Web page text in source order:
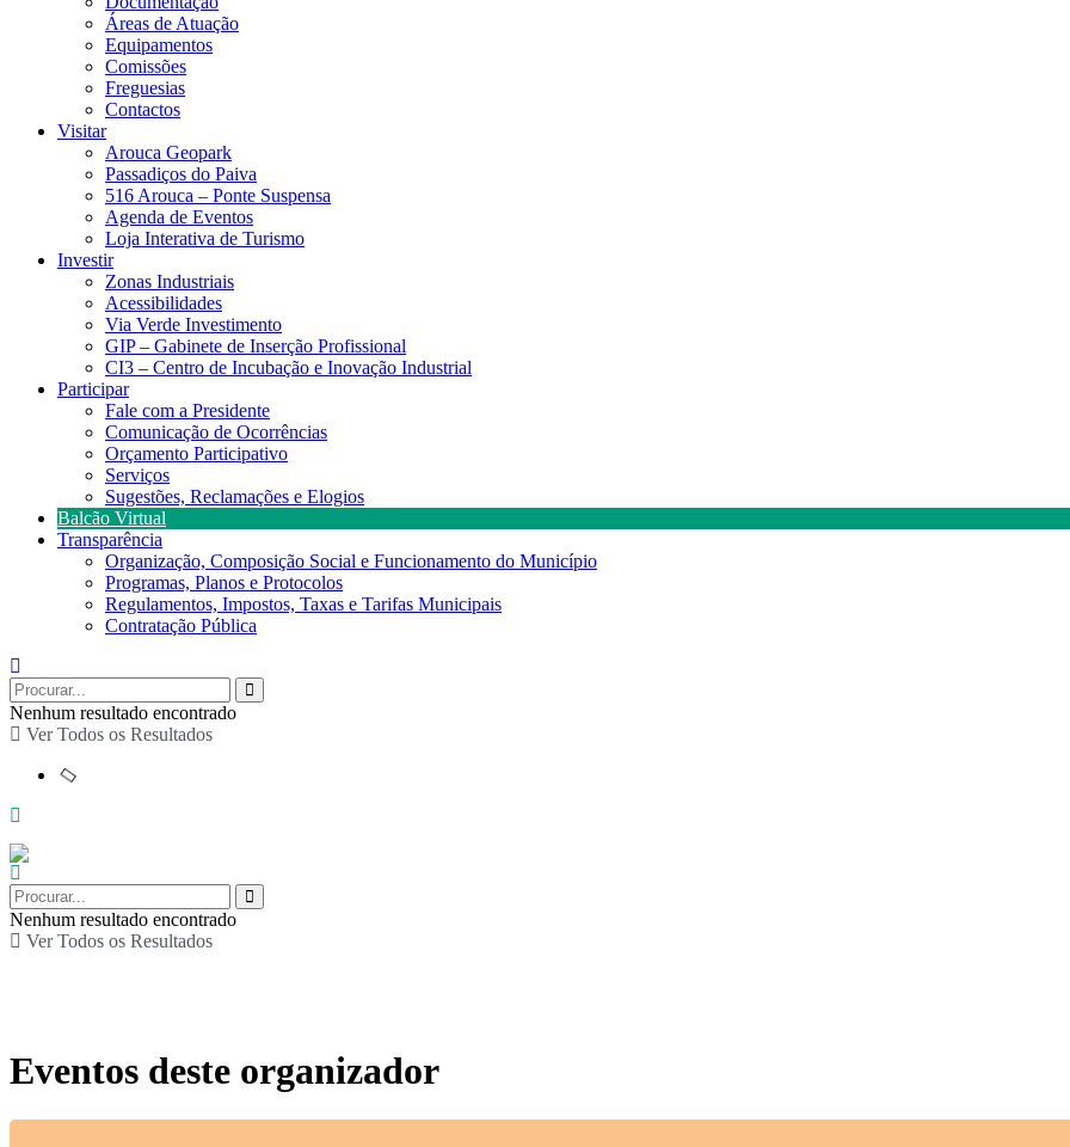
Áreas de Atuação
Equipamentos
Comissões
Freguesias
Contactos
Visitar
Arouca Geopark
Passadiços do Paiva
516 Arouca – Ponte Suspensa
Agenda de Eventos
Loja Interativa de Turismo
Investir
Zonas Industriais
Acessibilidades
Via Verde Investimento
GIP – Gabinete de Inserção Profissional
CI3 – Centro de Incubação e Inovação Industrial
Participar
Fale com a Presidente
Comunicação de Ocorrências
Orçamento Participativo
Serviços
Sugestões, Reclamações e Elogios
Balcão Virtual
Transparência
Organização, Composição Social e Funcionamento do Município
Programas, Planos e Protocolos
Regulamentos, Impostos, Taxas e Tarifas Municipais
Contratação Pública
Nenhum resultado encontrado
Ver Todos os Resultados
Nenhum resultado encontrado
Ver Todos os Resultados
Eventos deste organizador